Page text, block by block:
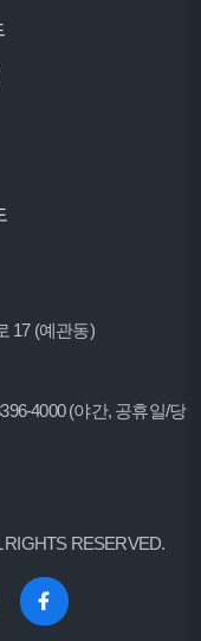
17 (예관동)
4000 (야간, 공휴일/당
RIGHTS RESERVED.